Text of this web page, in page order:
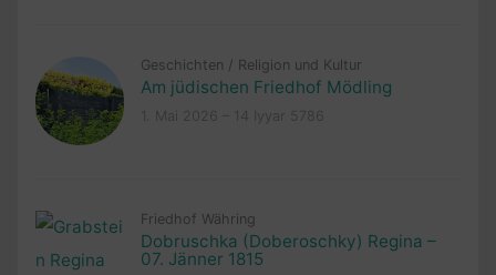
Geschichten / Religion und Kultur
Am jüdischen Friedhof Mödling
Friedhof Währing
Dobruschka (Doberoschky) Regina –
07. Jänner 1815